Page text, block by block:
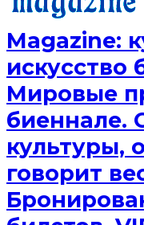
Magazine:
искусство
Мировые
биеннале.
культуры,
говорит